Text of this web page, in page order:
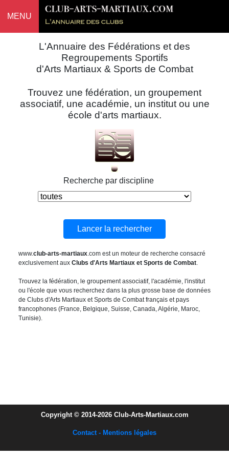
MENU
L'Annuaire des Fédérations et des
Regroupements Sportifs
d'Arts Martiaux & Sports de Combat
Trouvez une fédération, un groupement
associatif, une académie, un institut ou une
école d'arts martiaux.
Recherche par discipline
www.club-arts-martiaux.com est un moteur de recherche consacré
exclusivement aux Clubs d'Arts Martiaux et Sports de Combat.
Trouvez la fédération, le groupement associatif, l'académie, l'institut
ou l'école que vous recherchez dans la plus grosse base de données
de Clubs d'Arts Martiaux et Sports de Combat français et pays
francophones (France, Belgique, Suisse, Canada, Algérie, Maroc,
Tunisie).
Copyright © 2014-2026 Club-Arts-Martiaux.com
Contact - Mentions légales